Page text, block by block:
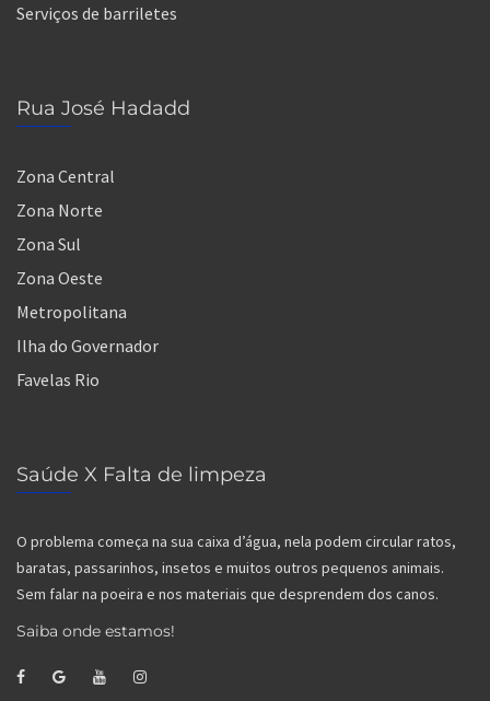
Serviços de barriletes
Rua José Hadadd
Zona Central
Zona Norte
Zona Sul
Zona Oeste
Metropolitana
Ilha do Governador
Favelas Rio
Saúde X Falta de limpeza
O problema começa na sua caixa d’água, nela podem circular ratos,
baratas, passarinhos, insetos e muitos outros pequenos animais.
Sem falar na poeira e nos materiais que desprendem dos canos.
Saiba onde estamos!